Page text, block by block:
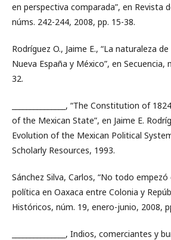
en perspectiva comparada”, en Revista
núms. 242-244, 2008, pp. 15-38.
Rodríguez O., Jaime E., “La naturaleza
Nueva España y México”, en Secuencia,
32.
_______________, “The Constitution of
of the Mexican State”, en Jaime E.
Evolution of the Mexican Political
Scholarly Resources, 1993.
Sánchez Silva, Carlos, “No todo empezó
política en Oaxaca entre Colonia y
Históricos, núm. 19, enero-junio, 2008,
_______________, Indios, comerciantes y